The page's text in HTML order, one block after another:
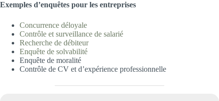
Exemples d’enquêtes pour les entreprises
Concurrence déloyale
Contrôle et surveillance de salarié
Recherche de débiteur
Enquête de solvabilité
Enquête de moralité
Contrôle de CV et d’expérience professionnelle